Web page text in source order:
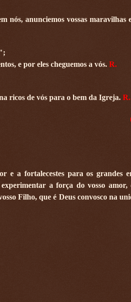
nós, anunciemos vossas maravilhas
e por eles cheguemos a vós. R.
ricos de vós para o bem da Igreja. R.
e a fortalecestes para os grandes
a força do vosso amor,
Filho, que é Deus convosco na